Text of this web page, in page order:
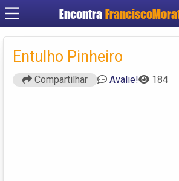
Encontra
Cadastrar
Entulho Pinheiro
Compartilhar Avalie! 184